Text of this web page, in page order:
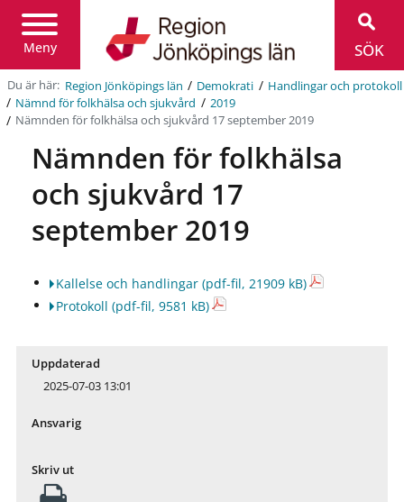
Meny
Jönköpings
län
SÖK
Du är här: Region Jönköpings län / Demokrati / Handlingar och protokoll
/ Nämnd för folkhälsa och sjukvård / 2019
/ Nämnden för folkhälsa och sjukvård 17 september 2019
Nämnden för folkhälsa
och sjukvård 17
september 2019
Kallelse och handlingar (pdf-fil, 21909 kB)
Protokoll (pdf-fil, 9581 kB)
Uppdaterad
2025-07-03 13:01
Ansvarig
Skriv ut